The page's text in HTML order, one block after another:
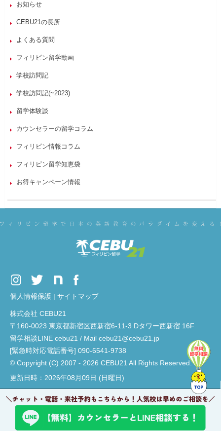
お知らせ
CEBU21の長所
よくある質問
フィリピン留学動画
学校訪問記
学校訪問記(~2023)
留学体験談
カウンセラーの留学コラム
フィリピン情報コラム
フィリピン留学知恵袋
お得キャンペーン情報
個人情報保護 | サイトマップ
株式会社 CEBU21
〒160-0023 東京都新宿区西新宿6-11-3 Dタワー西新宿 16F
留学相談LINE cebu21 / Mail cebu21@cebu21.jp
[緊急時対応電話番号] 090-6541-9738
© Copyright (C) 2007 - 2026 CEBU21 All Rights Reserved.
更新日時：2026年08月09日 (日曜日)